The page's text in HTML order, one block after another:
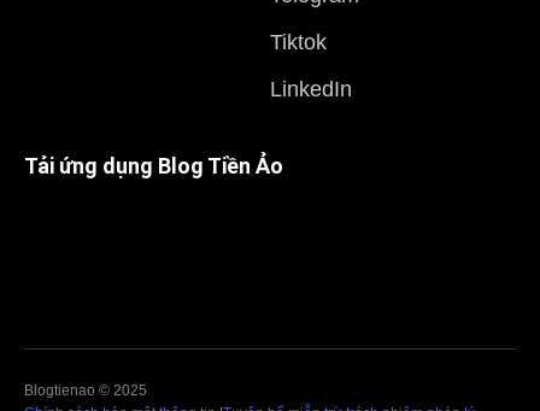
Tiktok
LinkedIn
Tải ứng dụng Blog Tiền Ảo
Blogtienao © 2025